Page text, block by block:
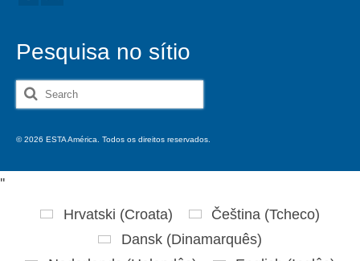
Pesquisa no sítio
Search
for:
© 2026 ESTA América. Todos os direitos reservados.
''
Hrvatski (Croata) Čeština (Tcheco)
Dansk(Dinamarquês)